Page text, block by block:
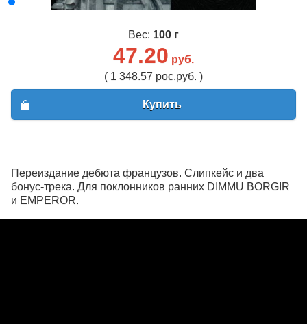
Вес: 100 г
47.20 руб.
( 1 348.57 рос.руб. )
Купить
Переиздание дебюта французов. Слипкейс и два
бонус-трека. Для поклонников ранних DIMMU BORGIR
и EMPEROR.